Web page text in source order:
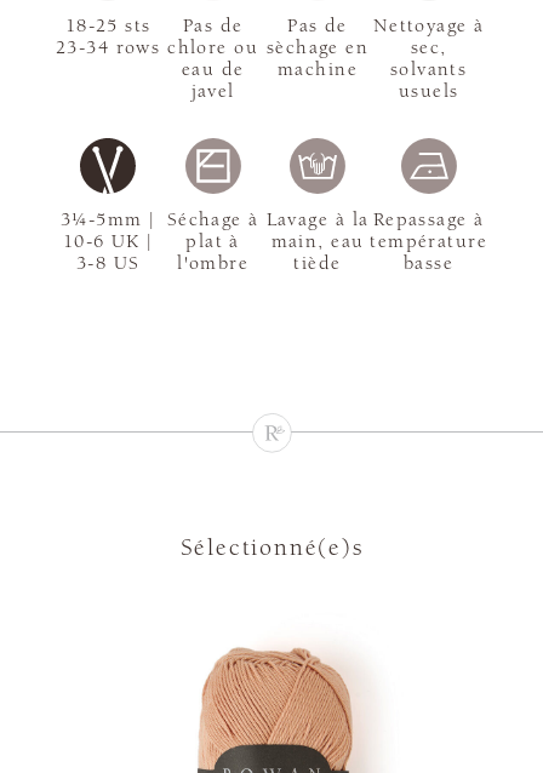
3¼-5mm |
10-6 UK |
3-8 US
18-25 sts
23-34 rows
Pas de
chlore ou
eau de
javel
Pas de
sèchage en
machine
Nettoyage à
sec,
solvants
usuels
Séchage à
plat à
l'ombre
Lavage à la
main, eau
tiède
Repassage à
température
basse
Sélectionné(e)s